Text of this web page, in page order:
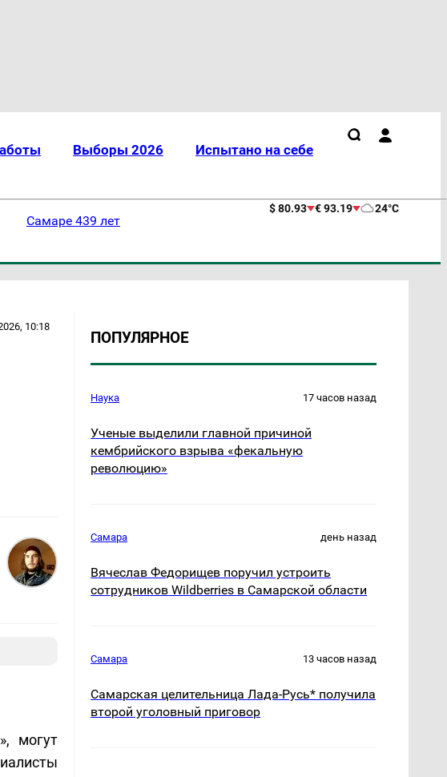
Выборы 2026 Испытано на себе
Самаре 439 лет
$ 80.93 € 93.19 24°C
10:18
могут
ПОПУЛЯРНОЕ
Наука 17 часов назад
Ученые выделили главной причиной
кембрийского взрыва «фекальную
революцию»
Самара день назад
Вячеслав Федорищев поручил устроить
сотрудников Wildberries в Самарской области
Самара 13 часов назад
Самарская целительница Лада-Русь* получила
второй уголовный приговор